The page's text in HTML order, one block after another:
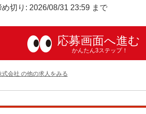
め切り: 2026/08/31 23:59 まで
応募画面へ進む
かんたん3ステップ！
式会社 の他の求人をみる